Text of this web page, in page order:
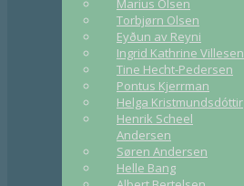
Marius Olsen
Torbjørn Olsen
Eyðun av Reyni
Ingrid Kathrine Villesen
Tine Hecht-Pedersen
Pontus Kjerrman
Helga Kristmundsdóttir
Henrik Scheel
Andersen
Søren Andersen
Helle Bang